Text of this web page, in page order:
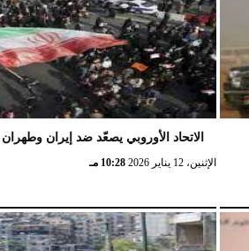
الاتحاد الأوروبي يصعّد ضد إيران وطهران
الإثنين، 12 يناير 2026 10:28 مـ